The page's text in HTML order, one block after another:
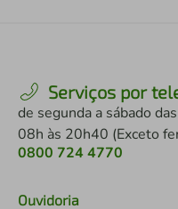
Serviços por
de segunda a sábado das
08h às 20h40 (Exceto
0800 724 4770
Ouvidoria